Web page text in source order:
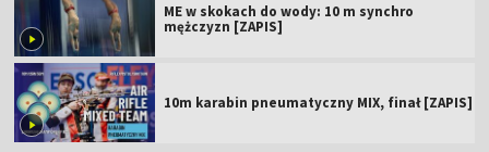
ME w skokach do wody: 10 m synchro
mężczyzn [ZAPIS]
10m karabin pneumatyczny MIX, finał [ZAPIS]